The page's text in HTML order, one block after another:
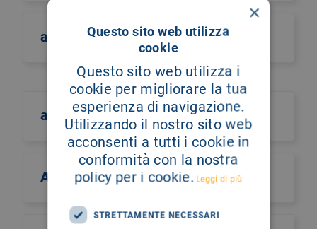
airo
aism
Aismac
×
Questo sito web utilizza
cookie
Questo sito web utilizza i
cookie per migliorare la tua
esperienza di navigazione.
Utilizzando il nostro sito web
acconsenti a tutti i cookie in
conformità con la nostra
policy per i cookie. Leggi di più
STRETTAMENTE NECESSARI